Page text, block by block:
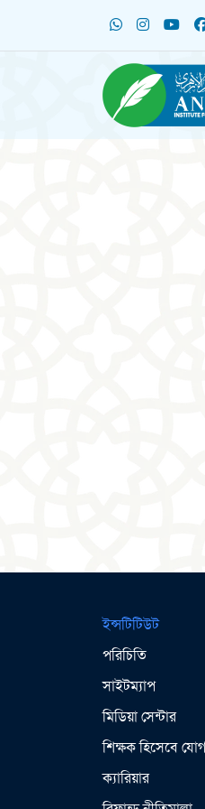
ইন্সটিটিউট
পরিচিতি
সাইটম্যাপ
মিডিয়া সেন্টার
শিক্ষক হিসেবে
ক্যারিয়ার